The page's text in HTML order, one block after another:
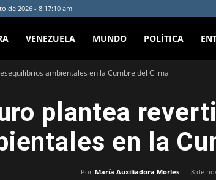
de 2026 - 8:17:10 am
VENEZUELA MUNDO POLÍTICA
ambientales en la Cumbre del Clima
plantea
en la
Por María Auxiliadora Morles - 8 de